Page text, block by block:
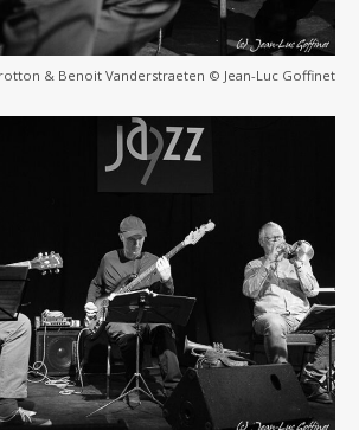
& Benoit Vanderstraeten © Jean-Luc Goffinet